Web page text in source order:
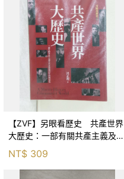
【ZVF】另眼看歷史 共產世界
大歷史：一部有關共產主義及共
產黨兩百年的興衰史_呂正理
NT$ 309